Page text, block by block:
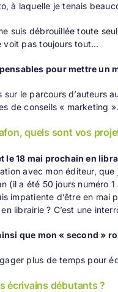
à laquelle je tenais
suis débrouillée toute
voit pas toujours tout...
pour mettre un
le parcours d’auteurs
de conseils « marketing
quels sont vos
le 18 mai prochain en
avec mon éditeur,
(il a été 50 jours numéro
impatiente d’être en
librairie ? C’est une
que mon « second »
plus de temps pour
écrivains débutants ?